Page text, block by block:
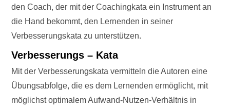
den Coach, der mit der Coachingkata ein Instrument an
die Hand bekommt, den Lernenden in seiner
Verbesserungskata zu unterstützen.
Verbesserungs – Kata
Mit der Verbesserungskata vermitteln die Autoren eine
Übungsabfolge, die es dem Lernenden ermöglicht, mit
möglichst optimalem Aufwand-Nutzen-Verhältnis in